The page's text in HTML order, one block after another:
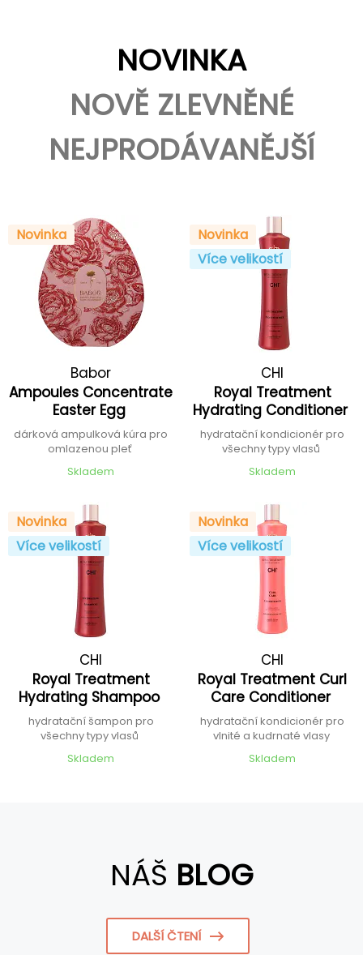
NOVINKA
NOVĚ ZLEVNĚNÉ
NEJPRODÁVANĚJŠÍ
Novinka
Babor
Ampoules Concentrate
Easter Egg
dárková ampulková kúra pro
omlazenou pleť
Skladem
Novinka
Více velikostí
CHI
Royal Treatment
Hydrating Conditioner
hydratační kondicionér pro
všechny typy vlasů
Skladem
Novinka
Více velikostí
CHI
Royal Treatment
Hydrating Shampoo
hydratační šampon pro
všechny typy vlasů
Skladem
Novinka
Více velikostí
CHI
Royal Treatment Curl
Care Conditioner
hydratační kondicionér pro
vlnité a kudrnaté vlasy
Skladem
NÁŠ BLOG
DALŠÍ ČTENÍ